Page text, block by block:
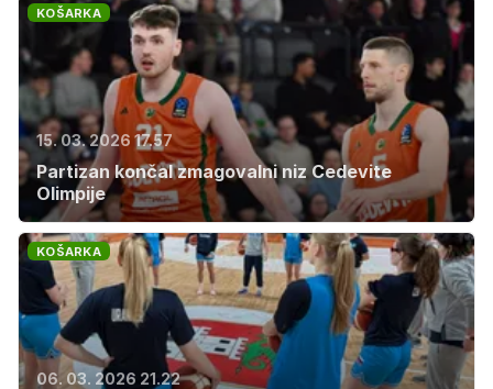
KOŠARKA
15. 03. 2026 17.57
Partizan končal zmagovalni niz Cedevite
Olimpije
KOŠARKA
06. 03. 2026 21.22